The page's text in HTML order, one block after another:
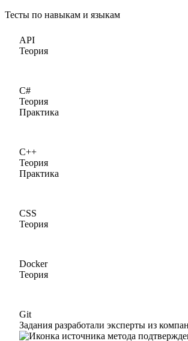
Тесты по навыкам и языкам
API
Теория
C#
Теория
Практика
C++
Теория
Практика
CSS
Теория
Docker
Теория
Git
Задания разработали эксперты из